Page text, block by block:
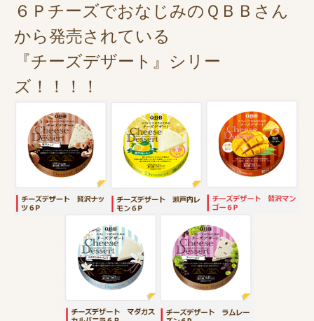
６ＰチーズでおなじみのＱＢＢさん
から発売されている
『チーズデザート』シリー
ズ！！！！